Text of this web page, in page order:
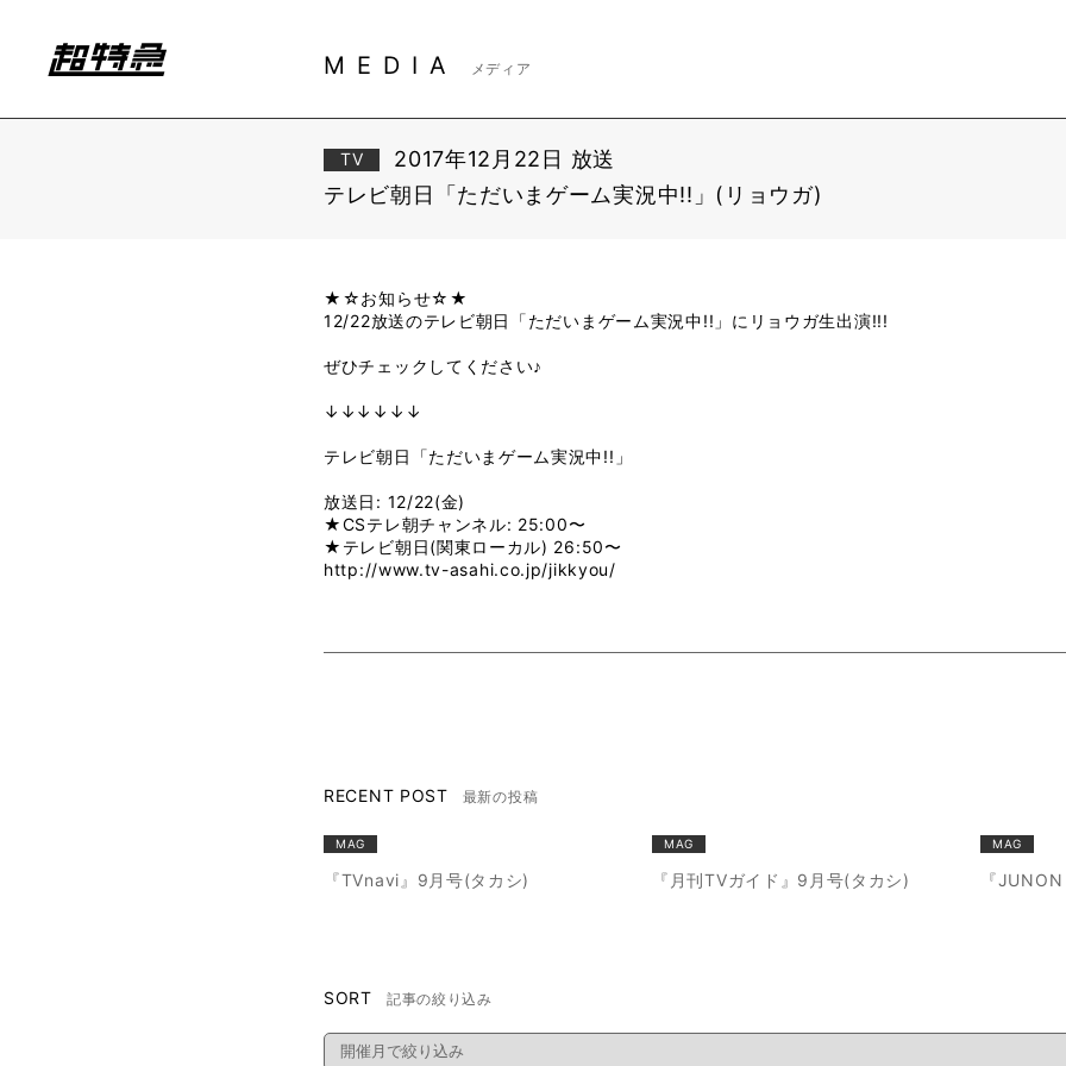
MEDIA メディア
TV
2017年12月22日 放送
テレビ朝日「ただいまゲーム実況中!!」(リョウガ)
★☆お知らせ☆★
12/22放送のテレビ朝日「ただいまゲーム実況中!!」にリョウガ生出演!!!
ぜひチェックしてください♪
↓↓↓↓↓↓
テレビ朝日「ただいまゲーム実況中!!」
放送日: 12/22(金)
★CSテレ朝チャンネル: 25:00〜
★テレビ朝日(関東ローカル) 26:50〜
http://www.tv-asahi.co.jp/jikkyou/
RECENT POST 最新の投稿
MAG
『TVnavi』9月号(タカシ)
MAG
『月刊TVガイド』9月号(タカシ)
MAG
『
SORT 記事の絞り込み